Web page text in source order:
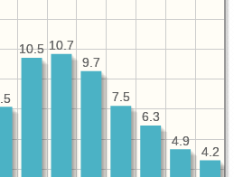
4.2
4.9
6.3
7.5
9.7
10.7
10.5
4.2
4.9
6.3
7.5
9.7
10.7
10.5